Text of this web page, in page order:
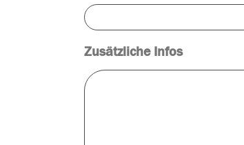
Zusätzliche Infos